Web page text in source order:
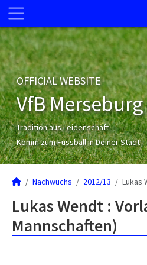
OFFICIAL WEBSITE
VfB Merseburg
Tradition aus Leidenschaft
Komm zum Fussball in Deiner Stadt!
Nachwuchs 2012/13 Lukas
Lukas Wendt :
Mannschaften)